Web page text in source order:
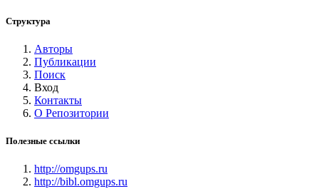
Структура
Авторы
Публикации
Поиск
Вход
Контакты
О Репозитории
Полезные ссылки
http://omgups.ru
http://bibl.omgups.ru